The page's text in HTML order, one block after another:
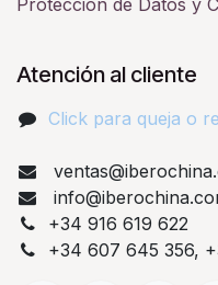
Atención al cliente
Click para queja o
+34 916 619 622
+34 607 645 356,